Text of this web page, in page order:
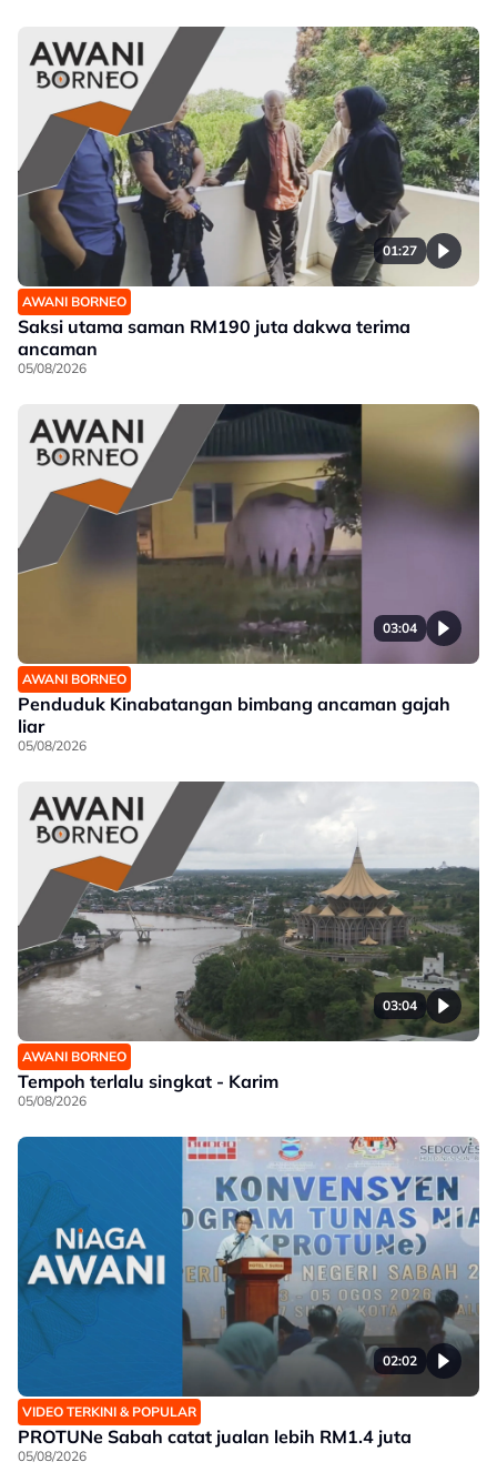
01:27
AWANI BORNEO
Saksi utama saman RM190 juta dakwa terima
ancaman
05/08/2026
03:04
AWANI BORNEO
Penduduk Kinabatangan bimbang ancaman gajah
liar
05/08/2026
03:04
AWANI BORNEO
Tempoh terlalu singkat - Karim
05/08/2026
02:02
VIDEO TERKINI & POPULAR
PROTUNe Sabah catat jualan lebih RM1.4 juta
05/08/2026